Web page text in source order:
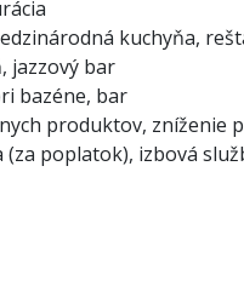
kuchyňa,
jazzový bar
bazéne, bar
produktov, zníženie
(za poplatok), izbová